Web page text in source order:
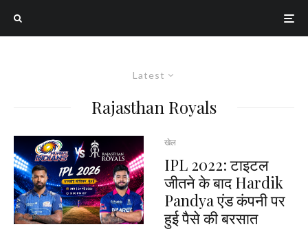
Latest
Rajasthan Royals
खेल
IPL 2022: टाइटल
जीतने के बाद Hardik
Pandya एंड कंपनी पर
हुई पैसे की बरसात